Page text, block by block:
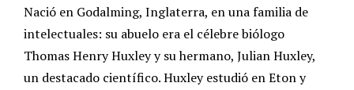
Nació en Godalming, Inglaterra, en una familia de
intelectuales: su abuelo era el célebre biólogo
Thomas Henry Huxley y su hermano, Julian Huxley,
un destacado científico. Huxley estudió en Eton y